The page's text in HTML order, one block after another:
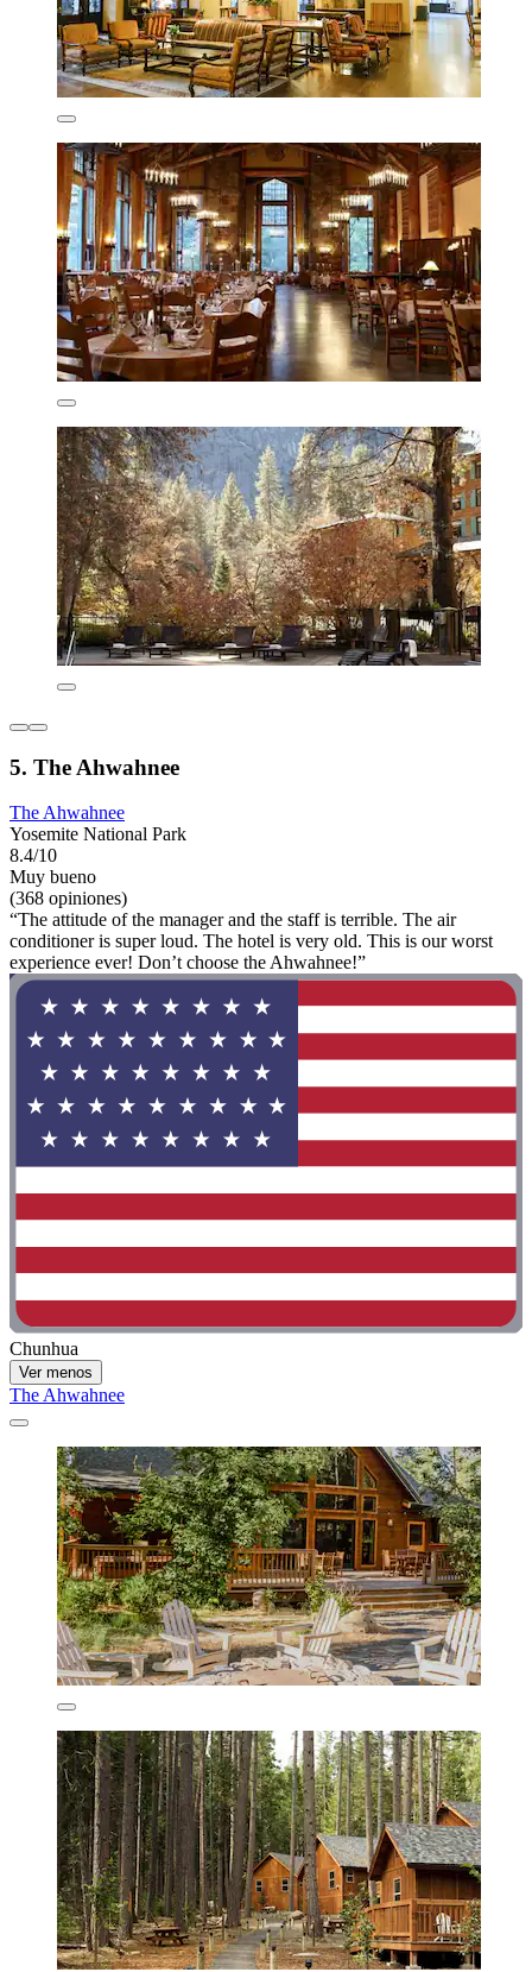
5. The Ahwahnee
The Ahwahnee
Yosemite National Park
8.4/10
Muy bueno
(368 opiniones)
“The attitude of the manager and the staff is terrible. The air
conditioner is super loud. The hotel is very old. This is our worst
experience ever! Don’t choose the Ahwahnee!”
Chunhua
Ver menos
The Ahwahnee